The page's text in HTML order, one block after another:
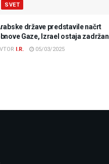
SVET
države predstavile načrt
Gaze, Izrael ostaja zadržan
I.R. 05/03/2025